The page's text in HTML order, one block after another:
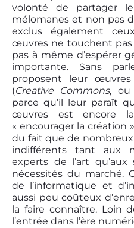
volonté de partager
mélomanes et non pas
exclus également
œuvres ne touchent
pas à même d’espérer
importante. Sans
proposent leur
(Creative Commons,
parce qu’il leur paraît
œuvres est encore
« encourager la création
du fait que de
indifférents tant aux
experts de l’art
nécessités du marché.
de l’informatique et
aussi peu coûteux
la faire connaître. Loin
l’entrée dans l’ère